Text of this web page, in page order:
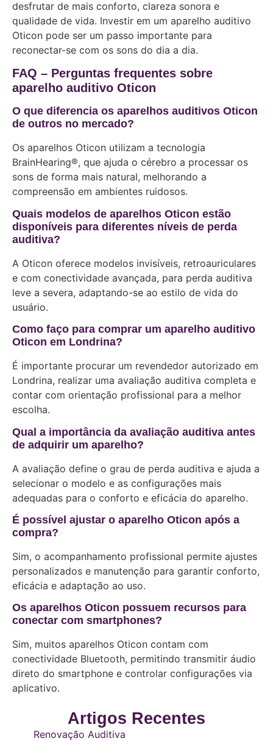
desfrutar de mais conforto, clareza sonora e
qualidade de vida. Investir em um aparelho auditivo
Oticon pode ser um passo importante para
reconectar-se com os sons do dia a dia.
FAQ – Perguntas frequentes sobre
aparelho auditivo Oticon
O que diferencia os aparelhos auditivos Oticon
de outros no mercado?
Os aparelhos Oticon utilizam a tecnologia
BrainHearing®, que ajuda o cérebro a processar os
sons de forma mais natural, melhorando a
compreensão em ambientes ruidosos.
Quais modelos de aparelhos Oticon estão
disponíveis para diferentes níveis de perda
auditiva?
A Oticon oferece modelos invisíveis, retroauriculares
e com conectividade avançada, para perda auditiva
leve a severa, adaptando-se ao estilo de vida do
usuário.
Como faço para comprar um aparelho auditivo
Oticon em Londrina?
É importante procurar um revendedor autorizado em
Londrina, realizar uma avaliação auditiva completa e
contar com orientação profissional para a melhor
escolha.
Qual a importância da avaliação auditiva antes
de adquirir um aparelho?
A avaliação define o grau de perda auditiva e ajuda a
selecionar o modelo e as configurações mais
adequadas para o conforto e eficácia do aparelho.
É possível ajustar o aparelho Oticon após a
compra?
Sim, o acompanhamento profissional permite ajustes
personalizados e manutenção para garantir conforto,
eficácia e adaptação ao uso.
Os aparelhos Oticon possuem recursos para
conectar com smartphones?
Sim, muitos aparelhos Oticon contam com
conectividade Bluetooth, permitindo transmitir áudio
direto do smartphone e controlar configurações via
aplicativo.
Artigos Recentes
Renovação Auditiva